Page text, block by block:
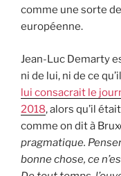
comme une sorte
européenne.
Jean-Luc Demarty
ni de lui, ni de ce
lui consacrait le
2018, alors qu’il
comme on dit à
pragmatique.
bonne chose, ce